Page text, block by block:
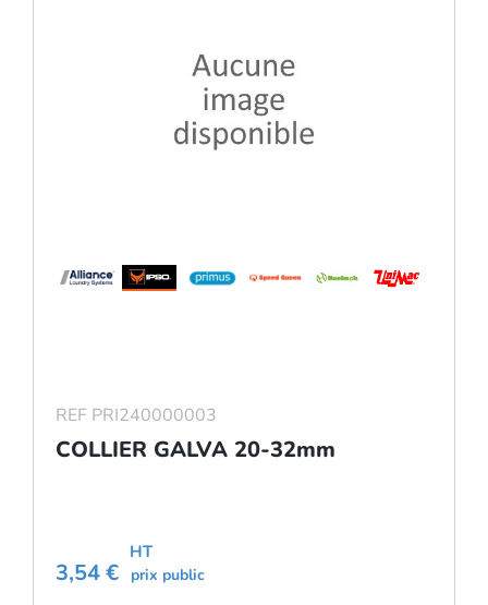
REF PRI240000003
COLLIER GALVA 20-32mm
3,54 €
HT
prix public